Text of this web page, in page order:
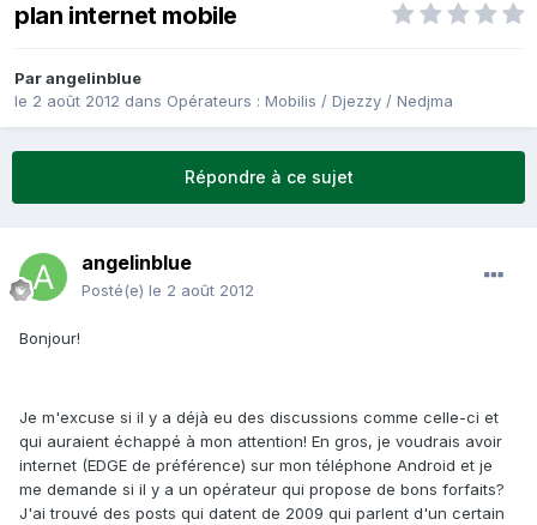
plan internet mobile
Parangelinblue
le 2 août 2012 dans Opérateurs : Mobilis / Djezzy / Nedjma
Répondre à ce sujet
angelinblue
Posté(e) le 2 août 2012
Bonjour!
Je m'excuse si il y a déjà eu des discussions comme celle-ci et
qui auraient échappé à mon attention! En gros, je voudrais avoir
internet (EDGE de préférence) sur mon téléphone Android et je
me demande si il y a un opérateur qui propose de bons forfaits?
J'ai trouvé des posts qui datent de 2009 qui parlent d'un certain